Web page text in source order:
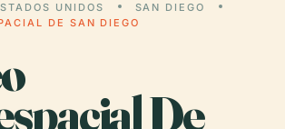
UNIDOS
SAN DIEGO
DE SAN DIEGO
De